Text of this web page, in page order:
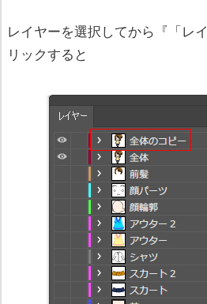
レイヤーを選択してから『「レ
リックすると